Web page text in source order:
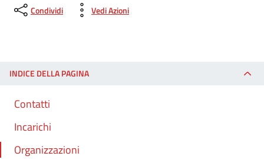
Condividi Vedi Azioni
INDICE DELLA PAGINA
Contatti
Incarichi
Organizzazioni